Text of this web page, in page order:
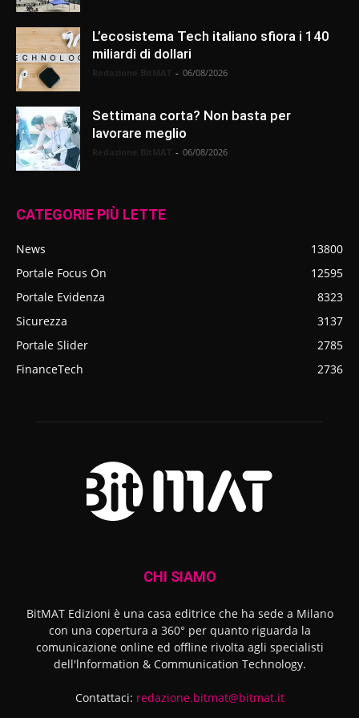
L’ecosistema Tech italiano sfiora i 140
miliardi di dollari
- 06/08/2026
Settimana corta? Non basta per
lavorare meglio
- 06/08/2026
CATEGORIE PIÙ LETTE
News
13800
Portale Focus On
12595
Portale Evidenza
8323
Sicurezza
3137
Portale Slider
2785
FinanceTech
2736
CHI SIAMO
BitMAT Edizioni è una casa editrice che ha sede a Milano
con una copertura a 360° per quanto riguarda la
comunicazione online ed offline rivolta agli specialisti
dell'lnformation & Communication Technology.
Contattaci: redazione.bitmat@bitmat.it